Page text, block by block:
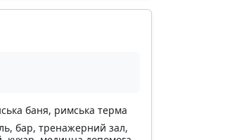
баня, римська терма
бар, тренажерний зал,